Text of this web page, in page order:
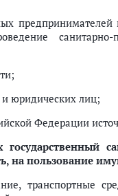
санитарно-
юридических лиц;
Федерации
на пользование
транспортные